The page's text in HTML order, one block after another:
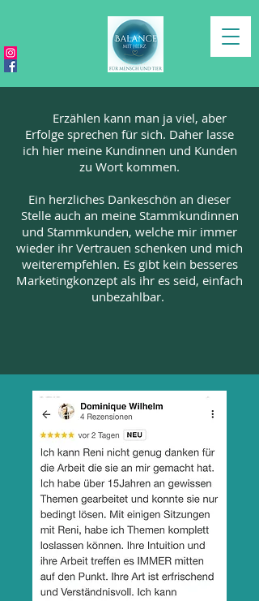
Erzählen kann man ja viel, aber
Erfolge sprechen für sich. Daher lasse
ich hier meine Kundinnen und Kunden
zu Wort kommen.
Ein herzliches Dankeschön an dieser
Stelle auch an meine Stammkundinnen
und Stammkunden, welche mir immer
wieder ihr Vertrauen schenken und mich
weiterempfehlen. Es gibt kein besseres
Marketingkonzept als ihr es seid, einfach
unbezahlbar.
Mehr Erfolgsberichte findest du
auch auf Facebook und co. und
natürlich bei google